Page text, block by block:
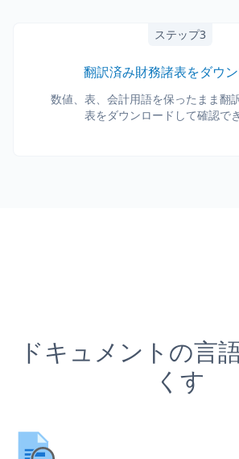
ステップ3
翻訳済み財務諸表をダウ
数値、表、会計用語を保ったまま翻
表をダウンロードして確認で
ドキュメントの言
くす